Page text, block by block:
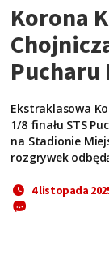
Korona
Pucharu
Ekstraklasowa
1/8 finału STS
na Stadionie
rozgrywek
4 listopada